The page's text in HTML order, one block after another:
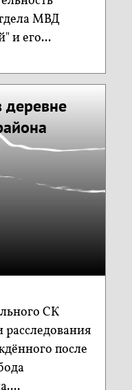
МВД
и его...
деревне
СК
после